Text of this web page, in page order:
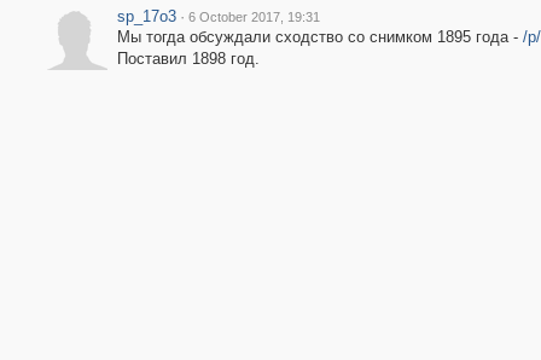
sp_17o3 · 6 October 2017, 19:31
Мы тогда обсуждали сходство со снимком 1895 года - /
Поставил 1898 год.